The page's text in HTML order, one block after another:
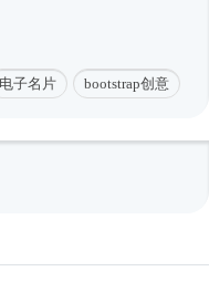
电子名片 bootstrap创意